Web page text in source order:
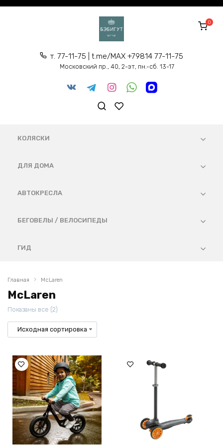
Перейти
т. 77-11-75 | t.me/MAX +79814 77-11-75
Московский пр., 40, 2-эт, пн.-сб. 13-17
0
КОЛЯСКИ
ДЛЯ ДОМА
АВТОКРЕСЛА
БЕГОВЕЛЫ / ВЕЛОСИПЕДЫ
ГИД
Главная McLaren
McLaren
Показаны все (2)